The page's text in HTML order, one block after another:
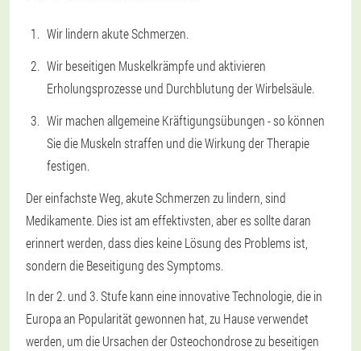
Wir lindern akute Schmerzen.
Wir beseitigen Muskelkrämpfe und aktivieren
Erholungsprozesse und Durchblutung der Wirbelsäule.
Wir machen allgemeine Kräftigungsübungen - so können
Sie die Muskeln straffen und die Wirkung der Therapie
festigen.
Der einfachste Weg, akute Schmerzen zu lindern, sind
Medikamente. Dies ist am effektivsten, aber es sollte daran
erinnert werden, dass dies keine Lösung des Problems ist,
sondern die Beseitigung des Symptoms.
In der 2. und 3. Stufe kann eine innovative Technologie, die in
Europa an Popularität gewonnen hat, zu Hause verwendet
werden, um die Ursachen der Osteochondrose zu beseitigen